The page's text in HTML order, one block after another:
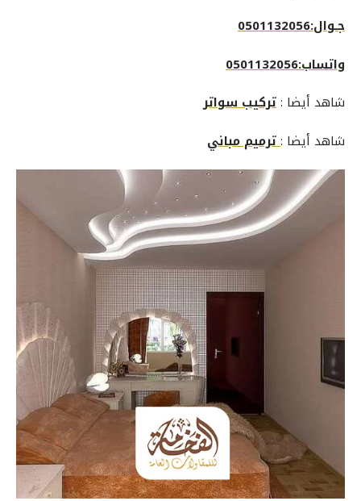
جـوال:0501132056
واتساب:0501132056
شاهد أيضا :تركيب سواتر
شاهد أيضا :ترميم مباني